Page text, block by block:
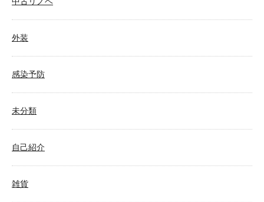
外装
感染予防
未分類
自己紹介
雑貨